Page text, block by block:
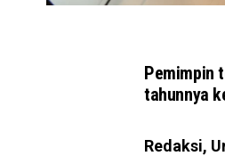
Pemimpin
tahunnya
Redaksi,